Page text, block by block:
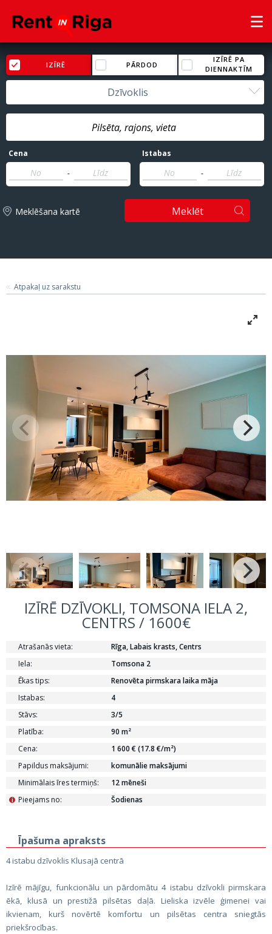
IZĪRĒ PĀRDOD
IZĪRĒ PA
DIENNAKTĪM
Dzīvoklis
Cena
-
Istabas
-
Meklēšana kartē Meklēt
Atpakaļ uz sarakstu
IZĪRĒ DZĪVOKLI, TOMSONA IELA 2,
CENTRS / 1600€
Atrašanās vieta:
Rīga, Labais krasts, Centrs
Iela:
Tomsona 2
Ēkas tips:
Renovēta pirmskara laika māja
Istabas:
4
Stāvs:
3/5
Platība:
90 m²
Cena:
1 600 € (17.8 €/m²)
Papildus maksājumi:
komunālie maksājumi
Minimālais īres termiņš:
12 mēneši
Pieejams no:
i Šodienas
Īpašuma apraksts
4 istabu dzīvoklis Klusajā centrā
Izīrē mājīgu, funkcionālu un pārdomātu 4 istabu dzīvokli pirmskara
ēkā, klusā un prestižā pilsētas daļā. Lieliska izvēle ģimenei vai
ikvienam, kurš novērtē komfortu un pilsētas centra sniegtās
priekšrocības.